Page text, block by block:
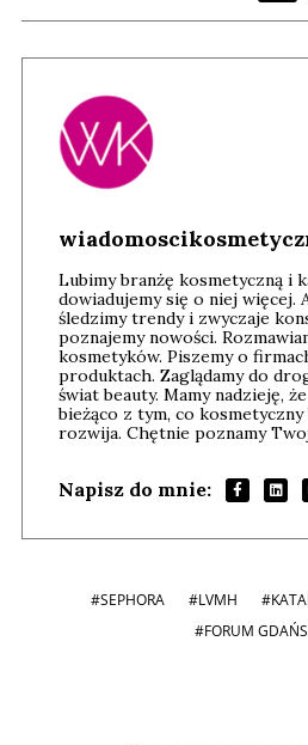
Lubimy branżę kosmetyczną i
dowiadujemy się o niej więcej.
śledzimy trendy i zwyczaje
poznajemy nowości.
kosmetyków. Piszemy o
produktach. Zaglądamy do
świat beauty. Mamy nadzieję,
bieżąco z tym, co
rozwija. Chętnie poznamy
Napisz do mnie:
#SEPHORA #LVMH
#FORUM